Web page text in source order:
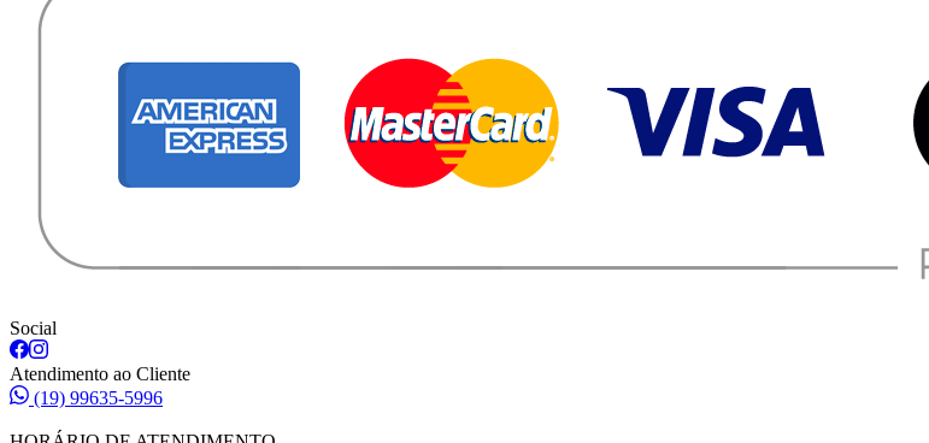
Social
Atendimento ao Cliente
(19) 99635-5996